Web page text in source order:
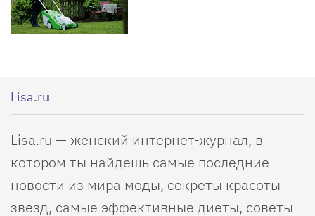
Lisa.ru
Lisa.ru — женский интернет-журнал, в
котором ты найдешь самые последние
новости из мира моды, секреты красоты
звезд, самые эффективные диеты, советы